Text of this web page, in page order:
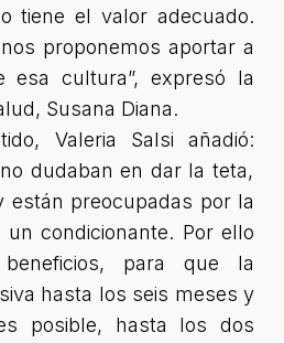
tiene el valor adecuado.
proponemos aportar a
esa cultura”, expresó la
Susana Diana.
Valeria Salsi añadió:
dudaban en dar la teta,
están preocupadas por la
condicionante. Por ello
para que la
hasta los seis meses y
posible, hasta los dos